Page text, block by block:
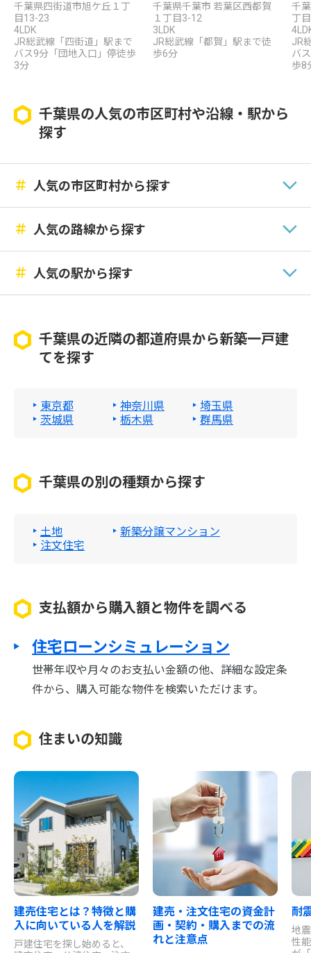
千葉県四街道市旭ケ丘１丁
目13-23
4LDK
JR総武線「四街道」駅まで
バス9分「団地入口」停徒歩
3分
千葉県千葉市 若葉区西都賀
１丁目3-12
3LDK
JR総武線「都賀」駅まで徒
歩6分
千
丁
JR
バ
歩8
千葉県の人気の市区町村や沿線・駅から
探す
＃ 人気の市区町村から探す
＃ 人気の路線から探す
＃ 人気の駅から探す
千葉県の近隣の都道府県から新築一戸建
てを探す
東京都 神奈川県
埼玉県
茨城県
栃木県 群馬県
千葉県の別の種類から探す
土地
新築分譲マンション
注文住宅
支払額から購入額と物件を調べる
住宅ローンシミュレーション
世帯年収や月々のお支払い金額の他、詳細な設定条
件から、購入可能な物件を検索いただけます。
住まいの知識
建売住宅とは？特徴と購
入に向いている人を解説
戸建住宅を探し始めると、
建売・注文住宅の資金計
画・契約・購入までの流
れと注意点
耐
地
性